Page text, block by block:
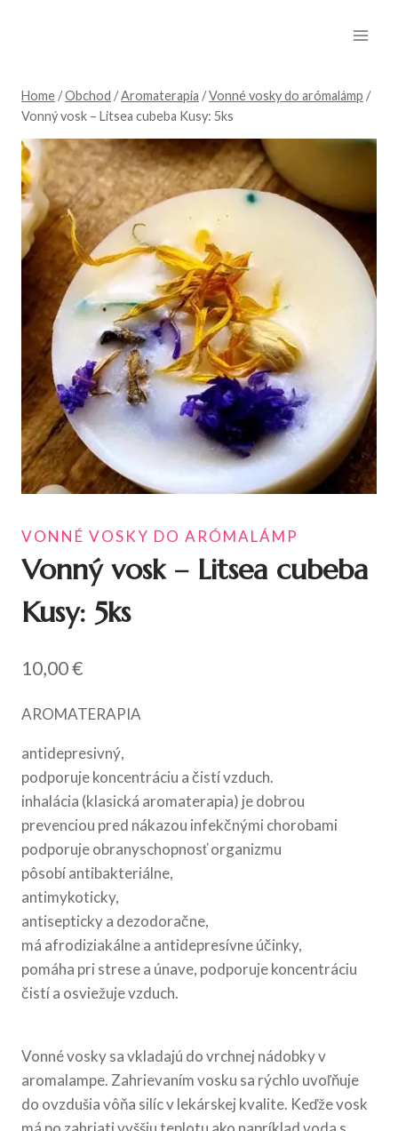
Home /Obchod /Aromaterapia /Vonné vosky do arómalámp /
Vonný vosk – Litsea cubeba Kusy: 5ks
VONNÉ VOSKY DO ARÓMALÁMP
Vonný vosk – Litsea cubeba
Kusy: 5ks
10,00€
AROMATERAPIA
antidepresivný,
podporuje koncentráciu a čistí vzduch.
inhalácia (klasická aromaterapia) je dobrou
prevenciou pred nákazou infekčnými chorobami
podporuje obranyschopnosť organizmu
pôsobí antibakteriálne,
antimykoticky,
antisepticky a dezodoračne,
má afrodiziakálne a antidepresívne účinky,
pomáha pri strese a únave, podporuje koncentráciu
čistí a osviežuje vzduch.
Vonné vosky sa vkladajú do vrchnej nádobky v
aromalampe. Zahrievaním vosku sa rýchlo uvoľňuje
do ovzdušia vôňa silíc v lekárskej kvalite. Keďže vosk